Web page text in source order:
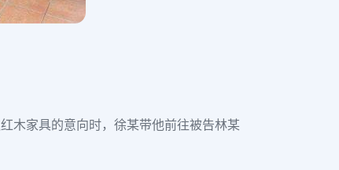
木家具的意向时，徐某带他前往被告林某